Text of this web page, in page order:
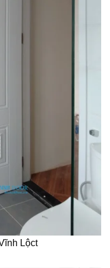
Lộct